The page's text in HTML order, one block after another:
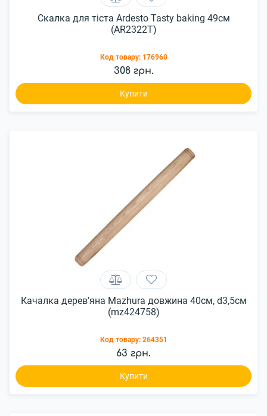
Скалка для тіста Ardesto Tasty baking 49см
(AR2322T)
Код товару: 176960
308 грн.
Купити
Качалка дерев'яна Mazhura довжина 40см, d3,5см
(mz424758)
Код товару: 264351
63 грн.
Купити